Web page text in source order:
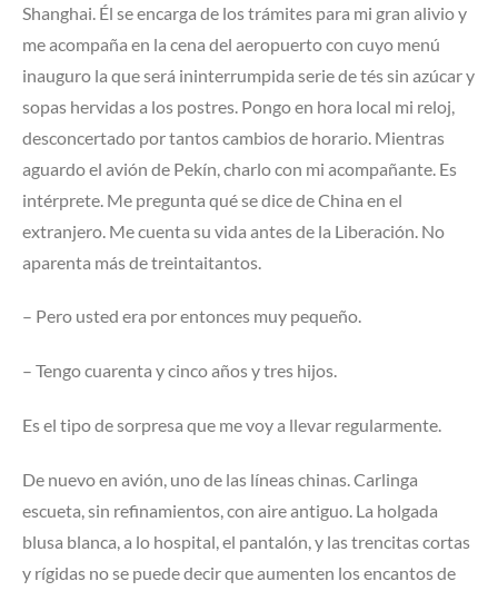
Shanghai. Él se encarga de los trámites para mi gran alivio y
me acompaña en la cena del aeropuerto con cuyo menú
inauguro la que será ininterrumpida serie de tés sin azúcar y
sopas hervidas a los postres. Pongo en hora local mi reloj,
desconcertado por tantos cambios de horario. Mientras
aguardo el avión de Pekín, charlo con mi acompañante. Es
intérprete. Me pregunta qué se dice de China en el
extranjero. Me cuenta su vida antes de la Liberación. No
aparenta más de treintaitantos.
– Pero usted era por entonces muy pequeño.
– Tengo cuarenta y cinco años y tres hijos.
Es el tipo de sorpresa que me voy a llevar regularmente.
De nuevo en avión, uno de las líneas chinas. Carlinga
escueta, sin refinamientos, con aire antiguo. La holgada
blusa blanca, a lo hospital, el pantalón, y las trencitas cortas
y rígidas no se puede decir que aumenten los encantos de